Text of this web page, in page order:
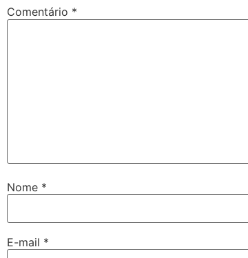
Comentário *
Nome *
E-mail *